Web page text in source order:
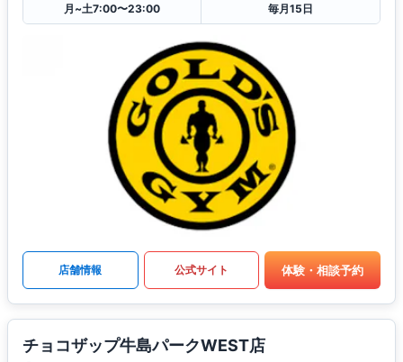
月~土7:00〜23:00
毎月15日
店舗情報 公式サイト 体験・相談予約
チョコザップ牛島パークWEST店